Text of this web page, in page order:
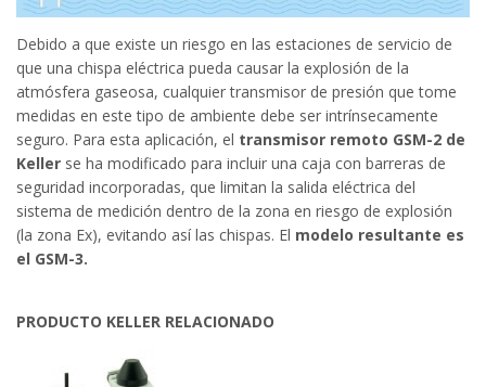
Debido a que existe un riesgo en las estaciones de servicio de
que una chispa eléctrica pueda causar la explosión de la
atmósfera gaseosa, cualquier transmisor de presión que tome
medidas en este tipo de ambiente debe ser intrínsecamente
seguro. Para esta aplicación, el transmisor remoto GSM-2 de
Keller se ha modificado para incluir una caja con barreras de
seguridad incorporadas, que limitan la salida eléctrica del
sistema de medición dentro de la zona en riesgo de explosión
(la zona Ex), evitando así las chispas. El modelo resultante es
el GSM-3.
PRODUCTO KELLER RELACIONADO